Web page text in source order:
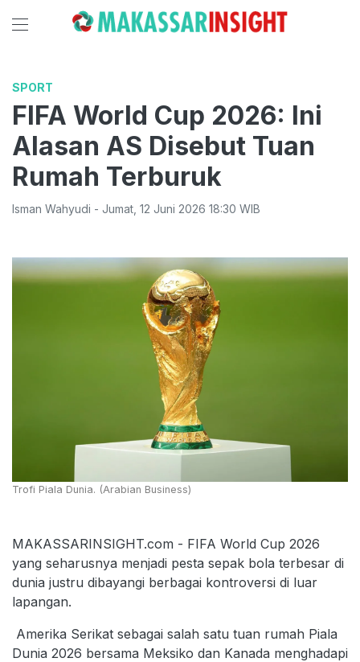
SPORT
FIFA World Cup 2026: Ini
Alasan AS Disebut Tuan
Rumah Terburuk
Isman Wahyudi - Jumat 12 Juni 2026 18:30 WIB
Trofi Piala Dunia. (Arabian Business)
MAKASSARINSIGHT.com - FIFA World Cup 2026
yang seharusnya menjadi pesta sepak bola terbesar di
dunia justru dibayangi berbagai kontroversi di luar
lapangan.
Amerika Serikat sebagai salah satu tuan rumah Piala
Dunia 2026 bersama Meksiko dan Kanada menghadapi